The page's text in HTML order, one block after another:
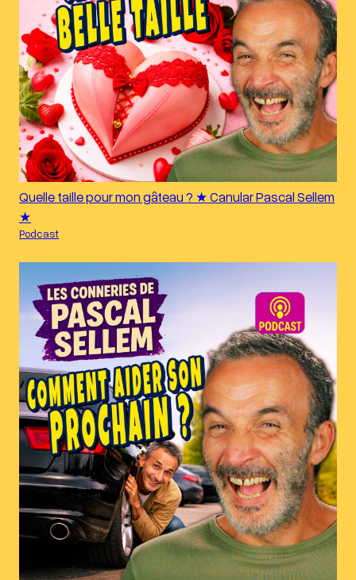
Quelle taille pour mon gâteau ? ★ Canular Pascal Sellem
★
Podcast